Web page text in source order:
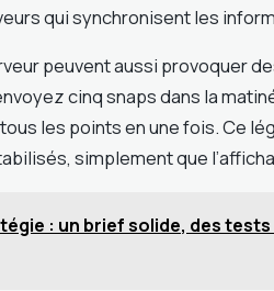
qui synchronisent les
peuvent aussi provoquer
cinq snaps dans la
les points en une fois. Ce
simplement que
: un brief solide, des